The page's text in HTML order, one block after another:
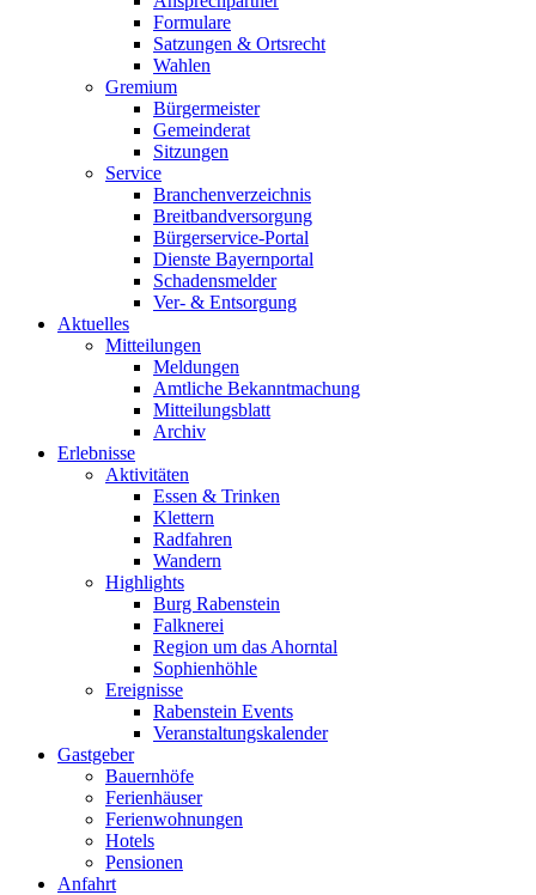
Formulare
Satzungen & Ortsrecht
Wahlen
Gremium
Bürgermeister
Gemeinderat
Sitzungen
Service
Branchenverzeichnis
Breitbandversorgung
Bürgerservice-Portal
Dienste Bayernportal
Schadensmelder
Ver- & Entsorgung
Aktuelles
Mitteilungen
Meldungen
Amtliche Bekanntmachung
Mitteilungsblatt
Archiv
Erlebnisse
Aktivitäten
Essen & Trinken
Klettern
Radfahren
Wandern
Highlights
Burg Rabenstein
Falknerei
Region um das Ahorntal
Sophienhöhle
Ereignisse
Rabenstein Events
Veranstaltungskalender
Gastgeber
Bauernhöfe
Ferienhäuser
Ferienwohnungen
Hotels
Pensionen
Anfahrt